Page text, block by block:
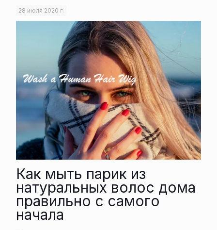
28 июля 2020 г.
Как мыть парик из
натуральных волос дома
правильно с самого
начала